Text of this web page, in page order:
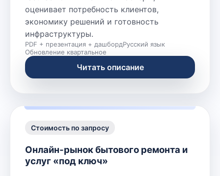
оценивает потребность клиентов,
экономику решений и готовность
инфраструктуры.
PDF + презентация + дашбордРусский язык
Обновление квартальное
Читать описание
Стоимость по запросу
Онлайн-рынок бытового ремонта и
услуг «под ключ»